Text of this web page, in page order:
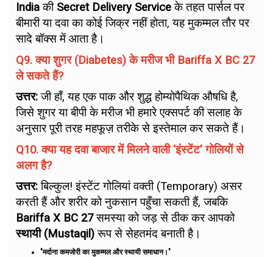
Indiaकी Secret Delivery Serviceके तहत पार्सल पर
बीमारी या दवा का कोई जिक्र नहीं होता, यह मुकम्मल तौर पर
सादे बॉक्स में आता है।
Q9. क्या शुगर (Diabetes) के मरीज भी Bariffa X BC 27
ले सकते हैं?
उत्तर:जी हाँ, यह एक पाक और शुद्ध होम्योपैथिक औषधि है,
जिसे शुगर या बीपी के मरीज भी हमारे एक्सपर्ट की सलाह के
अनुसार पूरी तरह महफूज़ तरीके से इस्तेमाल कर सकते हैं।
Q10. क्या यह दवा बाजार में मिलने वाली 'इंस्टेंट' गोलियों से
अलग है?
उत्तर:बिल्कुल! इंस्टेंट गोलियां वक्ती (Temporary) असर
करती हैं और शरीर को नुकसान पहुँचा सकती हैं, जबकि
Bariffa X BC 27समस्या को जड़ से ठीक कर आपको
स्थायी (Mustaqil)रूप से सेहतमंद बनाती है।
"मर्दाना कमजोरी का मुकम्मल और स्थायी समाधान।"